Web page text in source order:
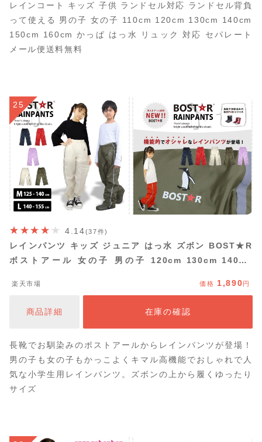
レインコート キッズ 子供 ランドセル対応 ランドセル背負
って使える 男の子 女の子 110cm 120cm 130cm 140cm
150cm 160cm かっぱ はっ水 リュック 対応 セパレート
メール便送料無料
25
4.14(37件)
レインパンツ キッズ ジュニア はっ水 ズボン BOST★R
ボストアール 女の子 男の子 120cm 130cm 140cm
ンプル カッパ 反射板 リフレクター 遠足 キャンプ 雪遊び
楽天市場 価格 1,890円
商品詳細 在庫の確認
長靴でお馴染みのボストアールからレインパンツが登場！
男の子も女の子もかっこよくキマル高機能でおしゃれで人
気な小学生用レインパンツ。ズボンの上から履くゆったり
サイズ